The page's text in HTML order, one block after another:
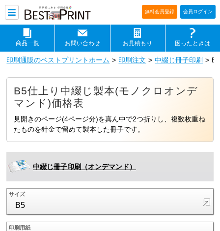
印刷通販ベストプリントベストプリ
無料会員登録 会員ログイン
商品一覧 お問い合わせ お見積もり 困ったときは
印刷通販のベストプリントホーム 印刷注文 中綴じ冊子印刷
B5仕上り中綴じ製本(モノクロオンデ
マンド)価格表
見開きのページ(4ページ分)を真ん中で2つ折りし、複数枚重ね
たものを針金で留めて製本した冊子です。
中綴じ冊子印刷（オンデマンド）
サイズ
B5
印刷用紙